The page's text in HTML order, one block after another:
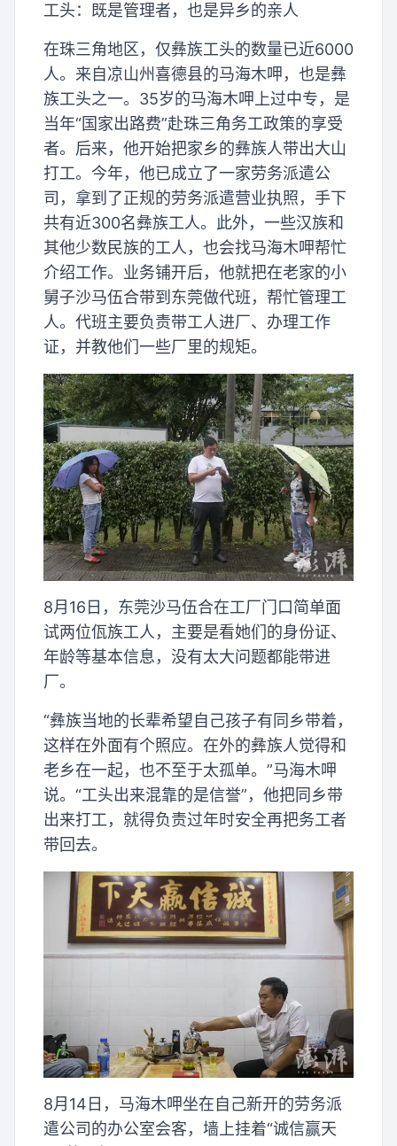
工头：既是管理者，也是异乡的亲人
在珠三角地区，仅彝族工头的数量已近6000
人。来自凉山州喜德县的马海木呷，也是彝
族工头之一。35岁的马海木呷上过中专，是
当年“国家出路费”赴珠三角务工政策的享受
者。后来，他开始把家乡的彝族人带出大山
打工。今年，他已成立了一家劳务派遣公
司，拿到了正规的劳务派遣营业执照，手下
共有近300名彝族工人。此外，一些汉族和
其他少数民族的工人，也会找马海木呷帮忙
介绍工作。业务铺开后，他就把在老家的小
舅子沙马伍合带到东莞做代班，帮忙管理工
人。代班主要负责带工人进厂、办理工作
证，并教他们一些厂里的规矩。
8月16日，东莞沙马伍合在工厂门口简单面
试两位佤族工人，主要是看她们的身份证、
年龄等基本信息，没有太大问题都能带进
厂。
“彝族当地的长辈希望自己孩子有同乡带着，
这样在外面有个照应。在外的彝族人觉得和
老乡在一起，也不至于太孤单。”马海木呷
说。“工头出来混靠的是信誉”，他把同乡带
出来打工，就得负责过年时安全再把务工者
带回去。
8月14日，马海木呷坐在自己新开的劳务派
遣公司的办公室会客，墙上挂着“诚信赢天